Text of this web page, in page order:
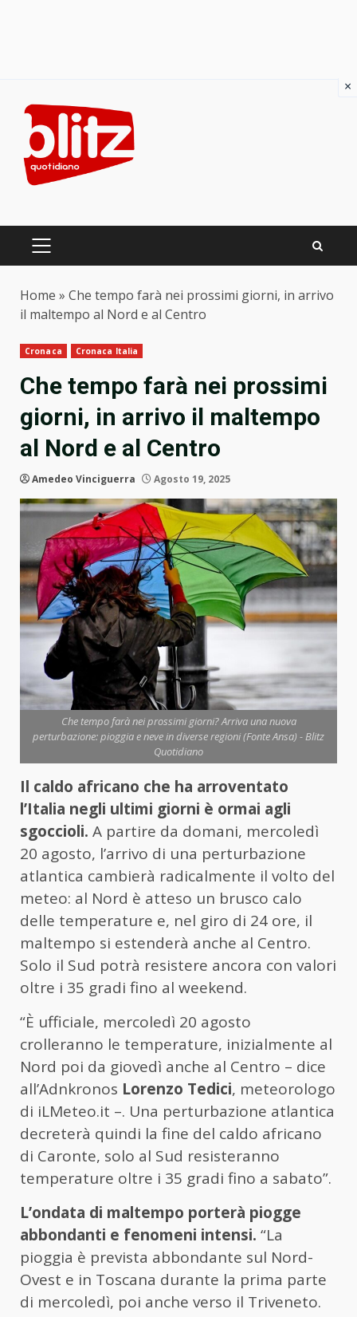
content
PRIMARY
Home » Che tempo farà nei prossimi giorni, in arrivo
il maltempo al Nord e al Centro
Cronaca Cronaca Italia
Che tempo farà nei prossimi
giorni, in arrivo il maltempo
al Nord e al Centro
Amedeo Vinciguerra Agosto 19, 2025
Che tempo farà nei prossimi giorni? Arriva una nuova
perturbazione: pioggia e neve in diverse regioni (Fonte Ansa) - Blitz
Quotidiano
Il caldo africano che ha arroventato
l’Italia negli ultimi giorni è ormai agli
sgoccioli. A partire da domani, mercoledì
20 agosto, l’arrivo di una perturbazione
atlantica cambierà radicalmente il volto del
meteo: al Nord è atteso un brusco calo
delle temperature e, nel giro di 24 ore, il
maltempo si estenderà anche al Centro.
Solo il Sud potrà resistere ancora con valori
oltre i 35 gradi fino al weekend.
“È ufficiale, mercoledì 20 agosto
crolleranno le temperature, inizialmente al
Nord poi da giovedì anche al Centro – dice
all’Adnkronos Lorenzo Tedici, meteorologo
di iLMeteo.it –. Una perturbazione atlantica
decreterà quindi la fine del caldo africano
di Caronte, solo al Sud resisteranno
temperature oltre i 35 gradi fino a sabato”.
L’ondata di maltempo porterà piogge
abbondanti e fenomeni intensi. “La
pioggia è prevista abbondante sul Nord-
Ovest e in Toscana durante la prima parte
di mercoledì, poi anche verso il Triveneto.
×